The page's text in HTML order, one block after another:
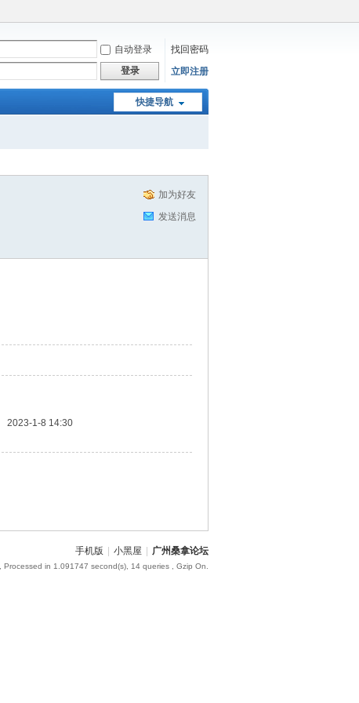
自动登录
找回密码
登录 立即注册
快捷导航
加为好友
发送消息
2023-1-8 14:30
手机版 小黑屋 广州桑拿论坛
, Processed in 1.091747 second(s), 14 queries , Gzip On.